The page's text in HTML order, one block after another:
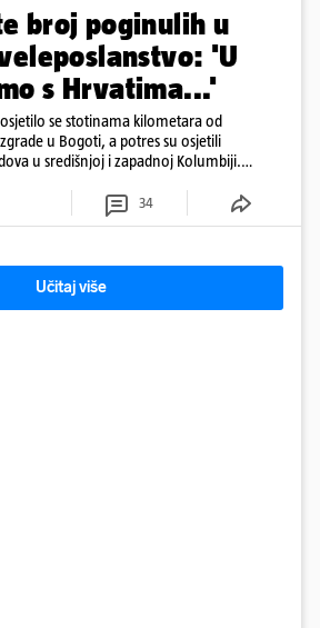
broj poginulih u
'U
s Hrvatima...'
se stotinama kilometara od
u Bogoti, a potres su osjetili
u središnjoj i zapadnoj Kolumbiji.
34
Učitaj više